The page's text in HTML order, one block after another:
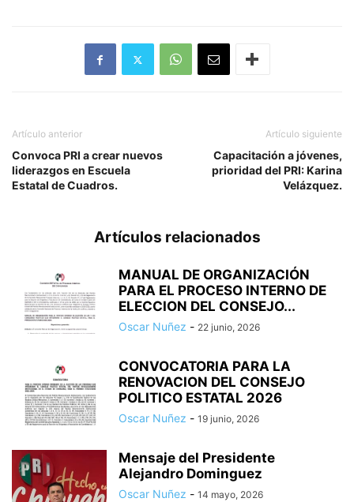
Artículo anterior
Convoca PRI a crear nuevos
liderazgos en Escuela
Estatal de Cuadros.
Artículo siguiente
Capacitación a jóvenes,
prioridad del PRI: Karina
Velázquez.
Artículos relacionados
MANUAL DE ORGANIZACIÓN
PARA EL PROCESO INTERNO DE
ELECCION DEL CONSEJO...
Oscar Nuñez - 22 junio, 2026
CONVOCATORIA PARA LA
RENOVACION DEL CONSEJO
POLITICO ESTATAL 2026
Oscar Nuñez - 19 junio, 2026
Mensaje del Presidente
Alejandro Dominguez
Oscar Nuñez - 14 mayo, 2026